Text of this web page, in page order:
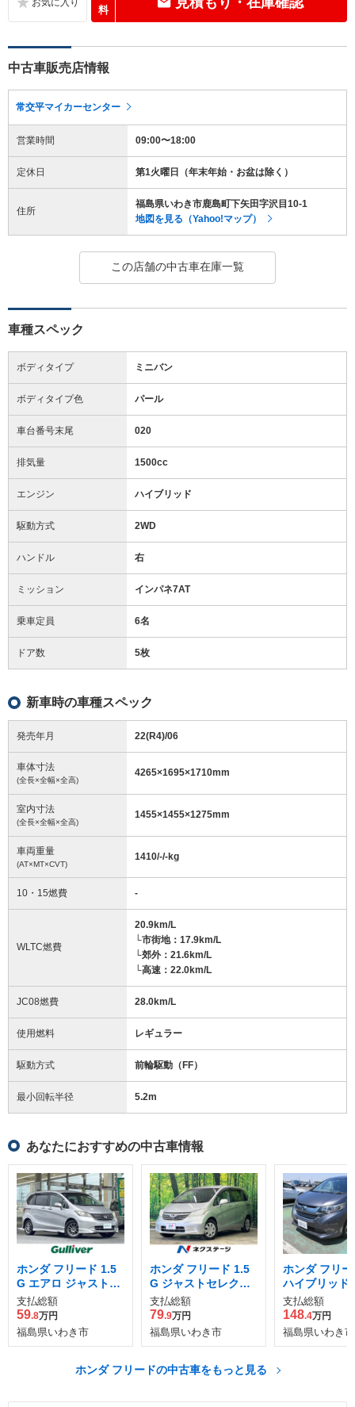
料
中古車販売店情報
常交平マイカーセンター
営業時間 09:00〜18:00
定休日 第1火曜日（年末年始・お盆は除く）
住所
福島県いわき市鹿島町下矢田字沢目10-1
地図を見る（Yahoo!マップ）
この店舗の中古車在庫一覧
車種スペック
ボディタイプ ミニバン
ボディタイプ色 パール
車台番号末尾 020
排気量 1500cc
エンジン ハイブリッド
駆動方式 2WD
ハンドル 右
ミッション インパネ7AT
乗車定員 6名
ドア数 5枚
新車時の車種スペック
発売年月 22(R4)/06
車体寸法
(全長×全幅×全高)
4265×1695×1710mm
室内寸法
(全長×全幅×全高)
1455×1455×1275mm
車両重量
(AT×MT×CVT)
1410/-/-kg
10・15燃費 -
WLTC燃費
20.9km/L
└市街地：17.9km/L
└郊外：21.6km/L
└高速：22.0km/L
JC08燃費 28.0km/L
使用燃料 レギュラー
駆動方式 前輪駆動（FF）
最小回転半径 5.2m
あなたにおすすめの中古車情報
ホンダ フリード 1.5
G エアロ ジャストセ
レクション
支払総額
59.8万円
福島県いわき市
ホンダ フリード 1.5
G ジャストセレクシ
ョン
支払総額
79.9万円
福島県いわき市
ホンダ フリ
ハイブリッド
ダセンシング
支払総額
148.4万円
福島県いわき市
ホンダ フリードの中古車をもっと見る